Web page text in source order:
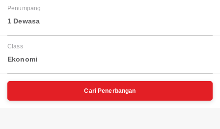
Penumpang
1 Dewasa
Class
Ekonomi
Cari Penerbangan